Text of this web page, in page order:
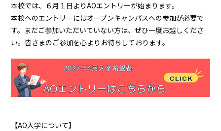
本校では、６月１日よりAOエントリーが始まります。
本校へのエントリーにはオープンキャンパスへの参加が必要で
す。まだご参加いただいていない方は、ぜひ一度お越しくださ
い。皆さまのご参加を心よりお待ちしております。
【AO入学について】